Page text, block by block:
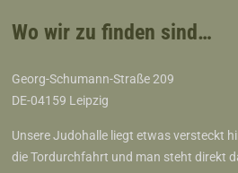
Wo wir zu finden sind…
Georg-Schumann-Straße 209
DE-04159 Leipzig
Unsere Judohalle liegt etwas versteckt
die Tordurchfahrt und man steht direkt